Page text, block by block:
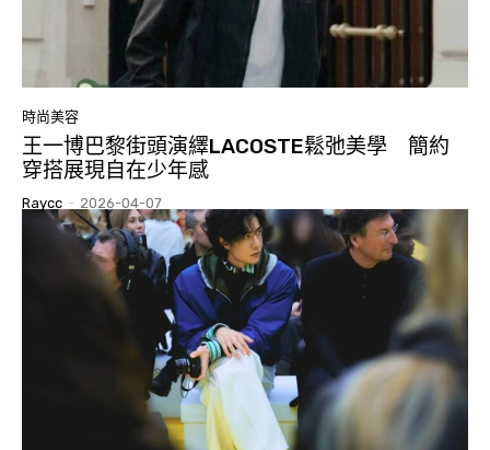
時尚美容
王一博巴黎街頭演繹LACOSTE鬆弛美學 簡約
穿搭展現自在少年感
Raycc - 2026-04-07